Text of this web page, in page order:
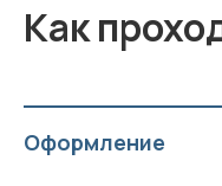
Как
Оформление